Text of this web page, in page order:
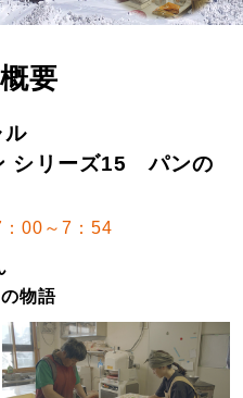
要
シリーズ15 パンの
00～7：54
物語